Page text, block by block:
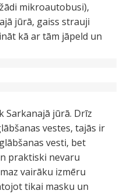
mikroautobusi),
jūrā, gaiss strauji
kā ar tām jāpeld un
Sarkanajā jūrā. Drīz
vestes, tajās ir
vesti, bet
praktiski nevaru
vairāku izmēru
tikai masku un